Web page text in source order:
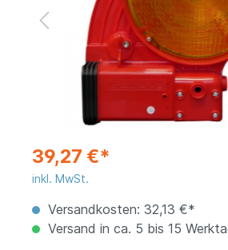
39,27 €*
inkl. MwSt.
Versandkosten: 32,13 €*
Versand in ca. 5 bis 15